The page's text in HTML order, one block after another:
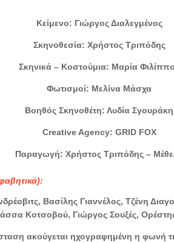
Κείμενο: Γιώργος Διαλεγμένος
Σκηνοθεσία: Χρήστος Τριπόδης
Σκηνικά – Κοστούμια: Μαρία
Φωτισμοί: Μελίνα Μάσχα
Βοηθός Σκηνοθέτη: Λυδία Σγουράκη
Creative Agency: GRID FOX
Παραγωγή: Χρήστος Τριπόδης –
Βασίλης Γιαννέλος, Τζένη
Κοτσοβού, Γιώργος Σουξές,
ακούγεται ηχογραφημένη η φωνή